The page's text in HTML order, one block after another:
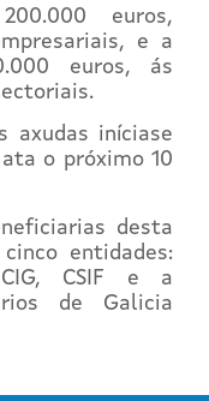
euros,
e a
euros, ás
axudas iníciase
o próximo 10
desta
entidades:
CSIF e a
de Galicia